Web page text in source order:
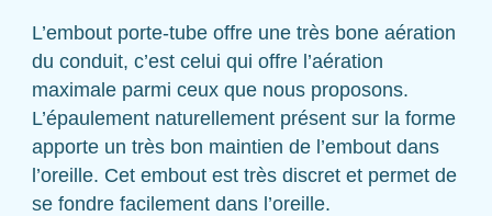
L’embout porte-tube offre une très bone aération
du conduit, c’est celui qui offre l’aération
maximale parmi ceux que nous proposons.
L’épaulement naturellement présent sur la forme
apporte un très bon maintien de l’embout dans
l’oreille. Cet embout est très discret et permet de
se fondre facilement dans l’oreille.